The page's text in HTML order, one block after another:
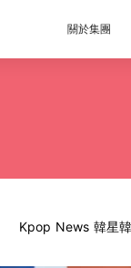
關於集團
Kpop News 韓星